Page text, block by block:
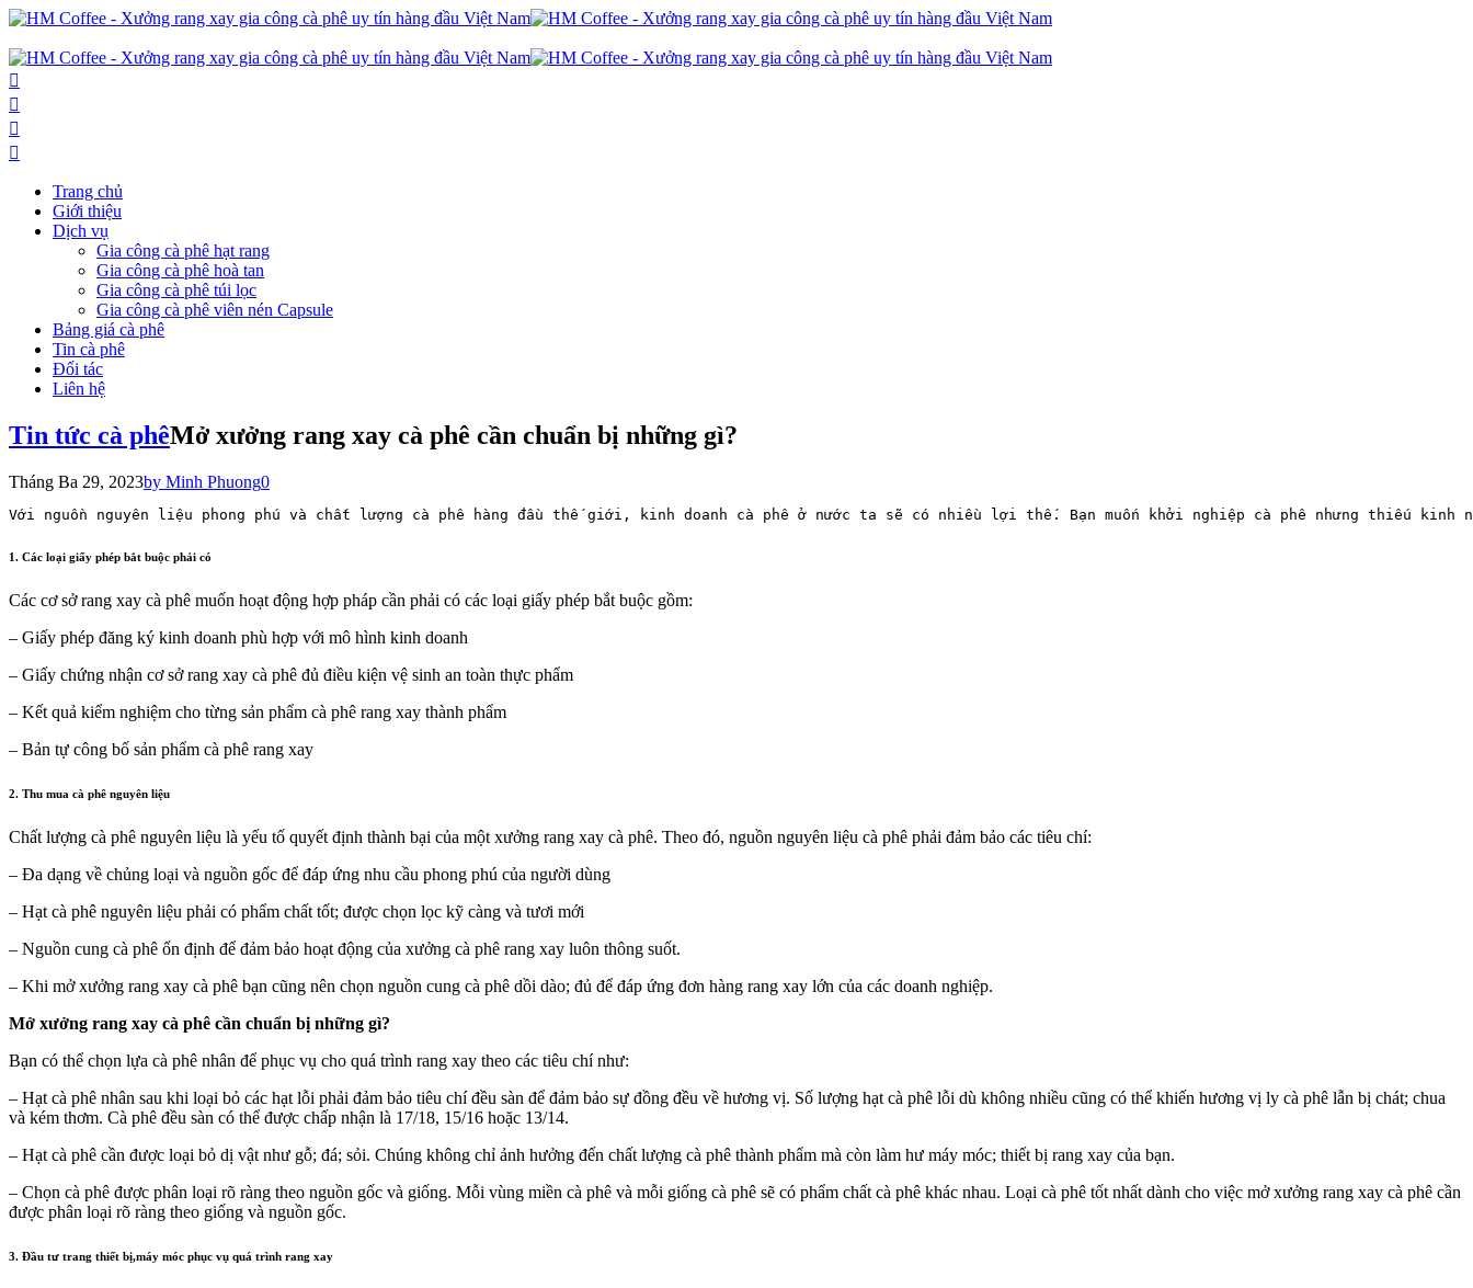
Trang chủ
Giới thiệu
Dịch vụ
Gia công cà phê hạt rang
Gia công cà phê hoà tan
Gia công cà phê túi lọc
Gia công cà phê viên nén Capsule
Bảng giá cà phê
Tin cà phê
Đối tác
Liên hệ
Tin tức cà phêMở xưởng rang xay cà phê cần chuẩn bị những gì?
Tháng Ba 29, 2023by Minh Phuong0
Với nguồn nguyên liệu phong phú và chất lượng cà phê hàng đầu thế giới, kinh doanh cà phê ở nước ta sẽ có nhiều lợi thế. Bạn muốn khởi nghiệp cà phê nhưng thiếu kinh
1. Các loại giấy phép bắt buộc phải có
Các cơ sở rang xay cà phê muốn hoạt động hợp pháp cần phải có các loại giấy phép bắt buộc gồm:
– Giấy phép đăng ký kinh doanh phù hợp với mô hình kinh doanh
– Giấy chứng nhận cơ sở rang xay cà phê đủ điều kiện vệ sinh an toàn thực phẩm
– Kết quả kiểm nghiệm cho từng sản phẩm cà phê rang xay thành phẩm
– Bản tự công bố sản phẩm cà phê rang xay
2. Thu mua cà phê nguyên liệu
Chất lượng cà phê nguyên liệu là yếu tố quyết định thành bại của một xưởng rang xay cà phê. Theo đó, nguồn nguyên liệu cà phê phải đảm bảo các tiêu chí:
– Đa dạng về chủng loại và nguồn gốc để đáp ứng nhu cầu phong phú của người dùng
– Hạt cà phê nguyên liệu phải có phẩm chất tốt; được chọn lọc kỹ càng và tươi mới
– Nguồn cung cà phê ổn định để đảm bảo hoạt động của xưởng cà phê rang xay luôn thông suốt.
– Khi mở xưởng rang xay cà phê bạn cũng nên chọn nguồn cung cà phê dồi dào; đủ để đáp ứng đơn hàng rang xay lớn của các doanh nghiệp.
Mở xưởng rang xay cà phê cần chuẩn bị những gì?
Bạn có thể chọn lựa cà phê nhân để phục vụ cho quá trình rang xay theo các tiêu chí như:
– Hạt cà phê nhân sau khi loại bỏ các hạt lỗi phải đảm bảo tiêu chí đều sàn để đảm bảo sự đồng đều về hương vị. Số lượng hạt cà phê lỗi dù không nhiều cũng có thể khiến hương vị ly cà phê lẫn bị chát; chua
và kém thơm. Cà phê đều sàn có thể được chấp nhận là 17/18, 15/16 hoặc 13/14.
– Hạt cà phê cần được loại bỏ dị vật như gỗ; đá; sỏi. Chúng không chỉ ảnh hưởng đến chất lượng cà phê thành phẩm mà còn làm hư máy móc; thiết bị rang xay của bạn.
– Chọn cà phê được phân loại rõ ràng theo nguồn gốc và giống. Mỗi vùng miền cà phê và mỗi giống cà phê sẽ có phẩm chất cà phê khác nhau. Loại cà phê tốt nhất dành cho việc mở xưởng rang xay cà phê cần
được phân loại rõ ràng theo giống và nguồn gốc.
3. Đầu tư trang thiết bị,máy móc phục vụ quá trình rang xay